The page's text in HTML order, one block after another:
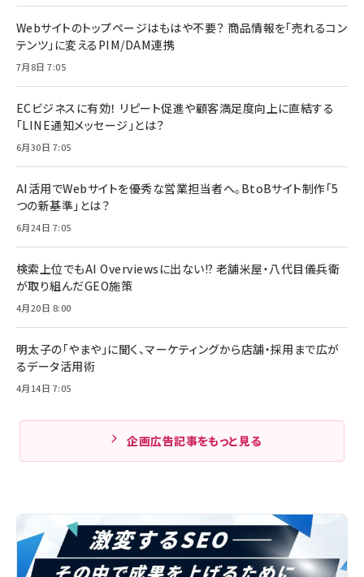
Webサイトのトップページはもはや不要？ 商品情報を「売れるコン
テンツ」に変えるPIM/DAM連携
7月8日 7:05
ECビジネスに有効！ リピート促進や顧客満足度向上に直結する
「LINE通知メッセージ」とは？
6月30日 7:05
AI活用でWebサイトを優秀な営業担当者へ。BtoBサイト制作「5
つの新基準」とは？
6月24日 7:05
検索上位でもAI Overviewsに出ない!? 老舗米屋・八代目儀兵衛
が取り組んだGEO施策
4月20日 8:00
明太子の「やまや」に聞く、マーケティングから店舗・採用まで広が
るデータ活用術
4月14日 7:05
企画広告記事をもっと見る